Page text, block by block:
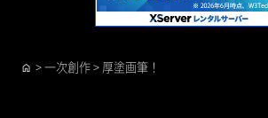
home >一次創作> 厚塗画筆！